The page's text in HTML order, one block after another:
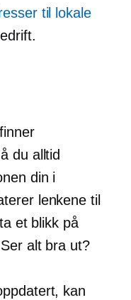
til lokale
du alltid
din i
lenkene til
et blikk på
alt bra ut?
kan